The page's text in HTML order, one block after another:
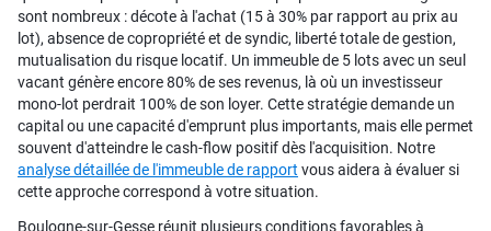
sont nombreux : décote à l'achat (15 à 30% par rapport au prix au
lot), absence de copropriété et de syndic, liberté totale de gestion,
mutualisation du risque locatif. Un immeuble de 5 lots avec un seul
vacant génère encore 80% de ses revenus, là où un investisseur
mono-lot perdrait 100% de son loyer. Cette stratégie demande un
capital ou une capacité d'emprunt plus importants, mais elle permet
souvent d'atteindre le cash-flow positif dès l'acquisition. Notre
analyse détaillée de l'immeuble de rapport vous aidera à évaluer si
cette approche correspond à votre situation.
Boulogne-sur-Gesse réunit plusieurs conditions favorables à